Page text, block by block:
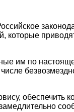
которые
им по
обеспечить